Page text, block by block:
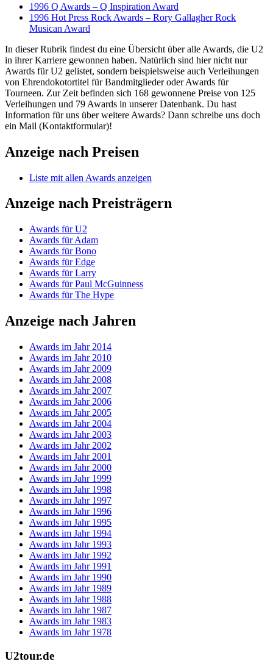
1996 Q Awards – Q Inspiration Award
1996 Hot Press Rock Awards – Rory Gallagher Rock
Musican Award
In dieser Rubrik findest du eine Übersicht über alle Awards, die U2
in ihrer Karriere gewonnen haben. Natürlich sind hier nicht nur
Awards für U2 gelistet, sondern beispielsweise auch Verleihungen
von Ehrendokotortitel für Bandmitglieder oder Awards für
Tourneen. Zur Zeit befinden sich 168 gewonnene Preise von 125
Verleihungen und 79 Awards in unserer Datenbank. Du hast
Information für uns über weitere Awards? Dann schreibe uns doch
ein Mail (Kontaktformular)!
Anzeige nach Preisen
Liste mit allen Awards anzeigen
Anzeige nach Preisträgern
Awards für U2
Awards für Adam
Awards für Bono
Awards für Edge
Awards für Larry
Awards für Paul McGuinness
Awards für The Hype
Anzeige nach Jahren
Awards im Jahr 2014
Awards im Jahr 2010
Awards im Jahr 2009
Awards im Jahr 2008
Awards im Jahr 2007
Awards im Jahr 2006
Awards im Jahr 2005
Awards im Jahr 2004
Awards im Jahr 2003
Awards im Jahr 2002
Awards im Jahr 2001
Awards im Jahr 2000
Awards im Jahr 1999
Awards im Jahr 1998
Awards im Jahr 1997
Awards im Jahr 1996
Awards im Jahr 1995
Awards im Jahr 1994
Awards im Jahr 1993
Awards im Jahr 1992
Awards im Jahr 1991
Awards im Jahr 1990
Awards im Jahr 1989
Awards im Jahr 1988
Awards im Jahr 1987
Awards im Jahr 1983
Awards im Jahr 1978
U2tour.de